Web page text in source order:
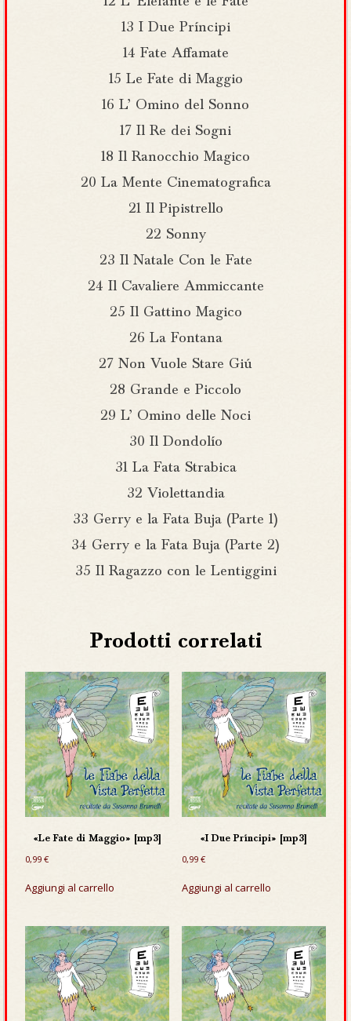
13 I Due Príncipi
14 Fate Affamate
15 Le Fate di Maggio
16 L’ Omino del Sonno
17 Il Re dei Sogni
18 Il Ranocchio Magico
20 La Mente Cinematografica
21 Il Pipistrello
22 Sonny
23 Il Natale Con le Fate
24 Il Cavaliere Ammiccante
25 Il Gattino Magico
26 La Fontana
27 Non Vuole Stare Giú
28 Grande e Piccolo
29 L’ Omino delle Noci
30 Il Dondolío
31 La Fata Strabica
32 Violettandia
33 Gerry e la Fata Buja (Parte 1)
34 Gerry e la Fata Buja (Parte 2)
35 Il Ragazzo con le Lentiggini
Prodotti correlati
«Le Fate di Maggio» [mp3]
0,99€
Aggiungi al carrello
«I Due Príncipi» [mp3]
0,99 €
Aggiungi al carrello